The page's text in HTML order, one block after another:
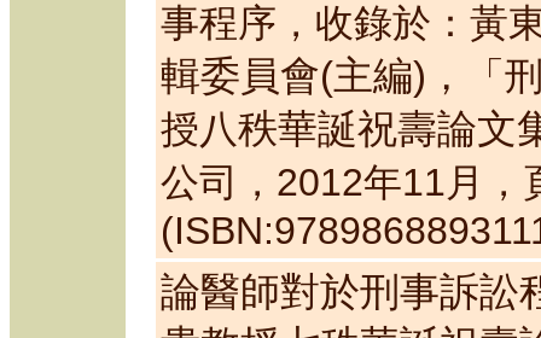
事程序，收錄於： 黃
輯委員會(主編) ，
「
授八秩華誕祝壽論文
公司，2012年11月，
論醫師對於刑事訴訟